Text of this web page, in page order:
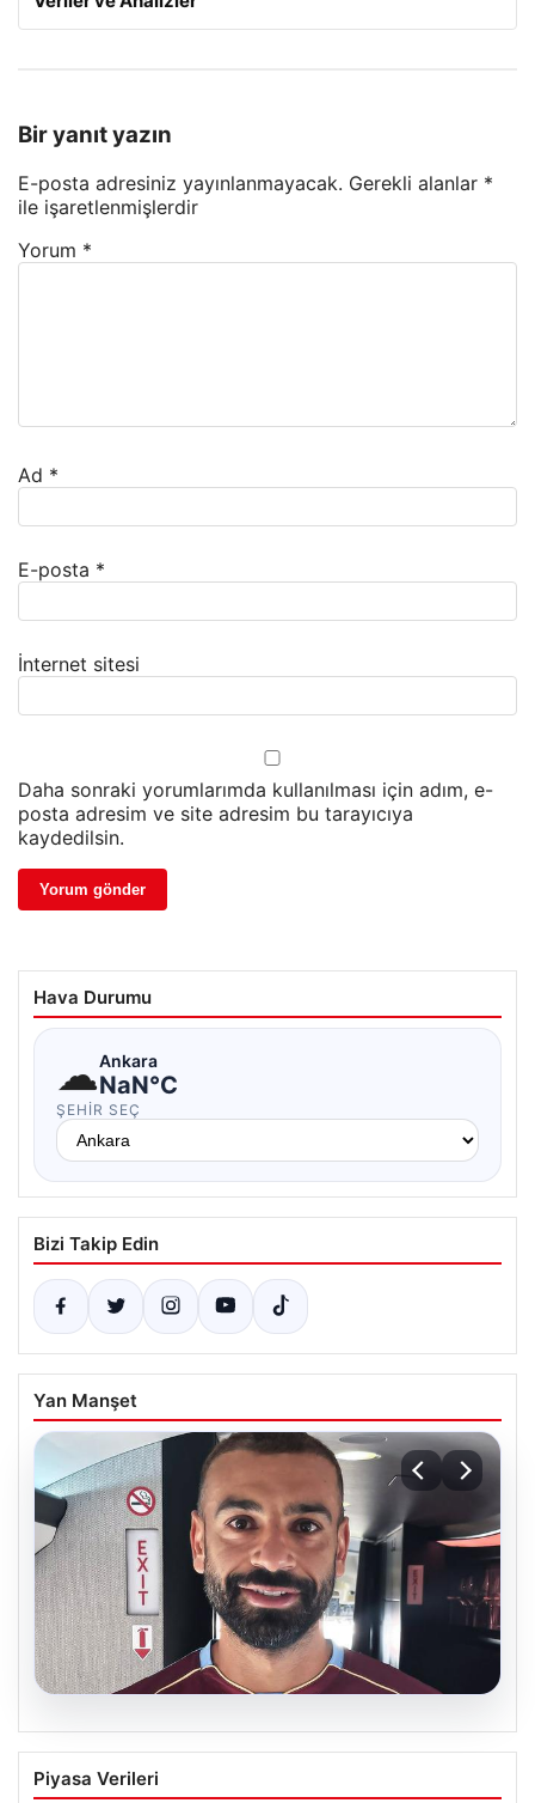
Bir yanıt yazın
E-posta adresiniz yayınlanmayacak. Gerekli alanlar *
ile işaretlenmişlerdir
Yorum *
Ad *
E-posta *
İnternet sitesi
Daha sonraki yorumlarımda kullanılması için adım, e-
posta adresim ve site adresim bu tarayıcıya
kaydedilsin.
Hava Durumu
☁Ankara
NaN°C
ŞEHIR SEÇ
Bizi Takip Edin
Yan Manşet
05.08.2026
Mohamed Salah daha maça çıkmadan
Victor Osimhen’i solladı!
Piyasa Verileri